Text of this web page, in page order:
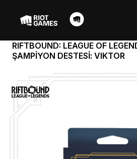
RIFTBOUND: LEAGUE OF
ŞAMPİYON DESTESİ: VIKTOR